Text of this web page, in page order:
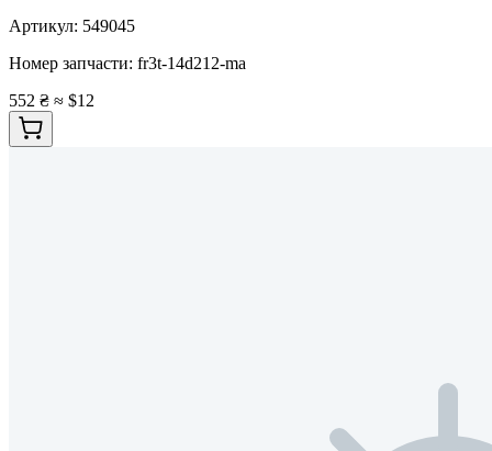
Артикул: 549045
Номер запчасти: fr3t-14d212-ma
552 ₴ ≈ $12